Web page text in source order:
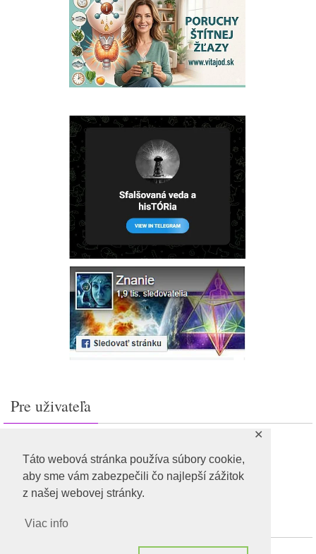
Táto webová stránka používa súbory cookie,
aby sme vám zabezpečili čo najlepší zážitok
z našej webovej stránky.
Viac info
✕
Pre uživateľa
Feed záznamov
RSS feed komentárov
WordPress.org